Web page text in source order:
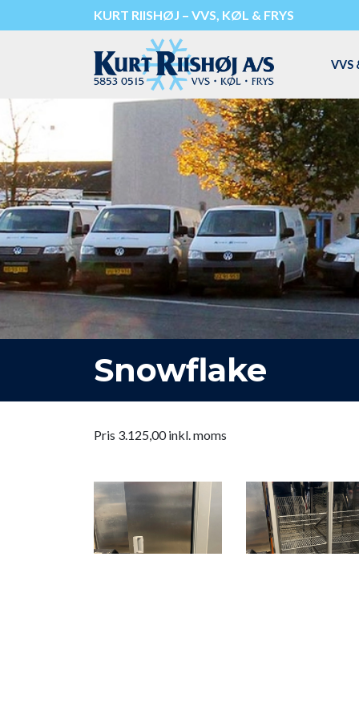
til
KURT RIISHØJ – VVS, KØL & FRYS
VVS
Snowflake
Pris 3.125,00 inkl. moms